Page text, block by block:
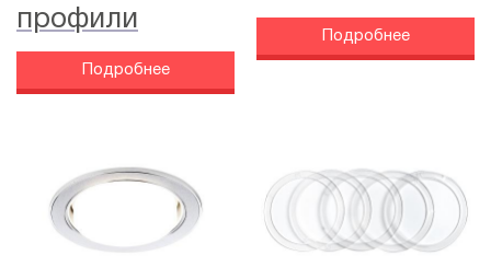
профили
Подробнее
Подробнее